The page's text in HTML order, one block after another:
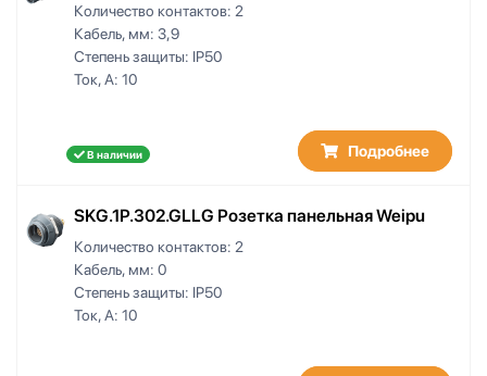
Количество контактов: 2
Кабель, мм: 3,9
Степень защиты: IP50
Ток, А: 10
В наличии Подробнее
SKG.1P.302.GLLG Розетка панельная Weipu
Количество контактов: 2
Кабель, мм: 0
Степень защиты: IP50
Ток, А: 10